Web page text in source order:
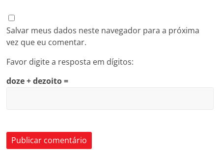
Salvar meus dados neste navegador para a próxima
vez que eu comentar.
Favor digite a resposta em dígitos:
doze + dezoito =